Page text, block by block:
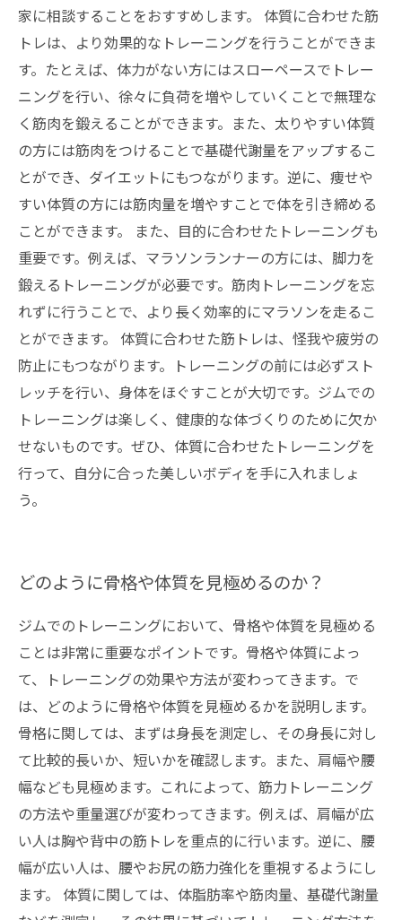
家に相談することをおすすめします。 体質に合わせた筋
トレは、より効果的なトレーニングを行うことができま
す。たとえば、体力がない方にはスローペースでトレー
ニングを行い、徐々に負荷を増やしていくことで無理な
く筋肉を鍛えることができます。また、太りやすい体質
の方には筋肉をつけることで基礎代謝量をアップするこ
とができ、ダイエットにもつながります。逆に、痩せや
すい体質の方には筋肉量を増やすことで体を引き締める
ことができます。 また、目的に合わせたトレーニングも
重要です。例えば、マラソンランナーの方には、脚力を
鍛えるトレーニングが必要です。筋肉トレーニングを忘
れずに行うことで、より長く効率的にマラソンを走るこ
とができます。 体質に合わせた筋トレは、怪我や疲労の
防止にもつながります。トレーニングの前には必ずスト
レッチを行い、身体をほぐすことが大切です。ジムでの
トレーニングは楽しく、健康的な体づくりのために欠か
せないものです。ぜひ、体質に合わせたトレーニングを
行って、自分に合った美しいボディを手に入れましょ
う。
どのように骨格や体質を見極めるのか？
ジムでのトレーニングにおいて、骨格や体質を見極める
ことは非常に重要なポイントです。骨格や体質によっ
て、トレーニングの効果や方法が変わってきます。で
は、どのように骨格や体質を見極めるかを説明します。
骨格に関しては、まずは身長を測定し、その身長に対し
て比較的長いか、短いかを確認します。また、肩幅や腰
幅なども見極めます。これによって、筋力トレーニング
の方法や重量選びが変わってきます。例えば、肩幅が広
い人は胸や背中の筋トレを重点的に行います。逆に、腰
幅が広い人は、腰やお尻の筋力強化を重視するようにし
ます。 体質に関しては、体脂肪率や筋肉量、基礎代謝量